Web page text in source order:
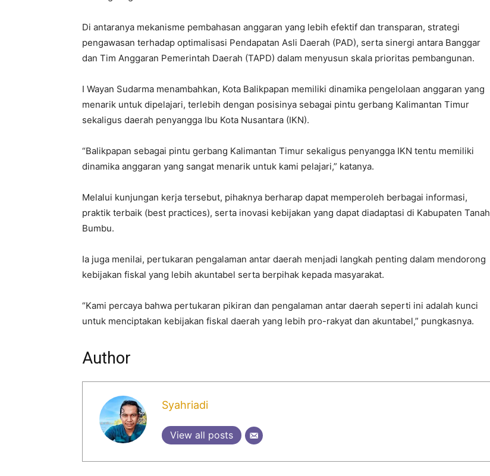
Di antaranya mekanisme pembahasan anggaran yang lebih efektif dan transparan, strategi
pengawasan terhadap optimalisasi Pendapatan Asli Daerah (PAD), serta sinergi antara Banggar
dan Tim Anggaran Pemerintah Daerah (TAPD) dalam menyusun skala prioritas pembangunan.
I Wayan Sudarma menambahkan, Kota Balikpapan memiliki dinamika pengelolaan anggaran yang
menarik untuk dipelajari, terlebih dengan posisinya sebagai pintu gerbang Kalimantan Timur
sekaligus daerah penyangga Ibu Kota Nusantara (IKN).
“Balikpapan sebagai pintu gerbang Kalimantan Timur sekaligus penyangga IKN tentu memiliki
dinamika anggaran yang sangat menarik untuk kami pelajari,” katanya.
Melalui kunjungan kerja tersebut, pihaknya berharap dapat memperoleh berbagai informasi,
praktik terbaik (best practices), serta inovasi kebijakan yang dapat diadaptasi di Kabupaten Tanah
Bumbu.
Ia juga menilai, pertukaran pengalaman antar daerah menjadi langkah penting dalam mendorong
kebijakan fiskal yang lebih akuntabel serta berpihak kepada masyarakat.
“Kami percaya bahwa pertukaran pikiran dan pengalaman antar daerah seperti ini adalah kunci
untuk menciptakan kebijakan fiskal daerah yang lebih pro-rakyat dan akuntabel,” pungkasnya.
Author
Syahriadi
View all posts